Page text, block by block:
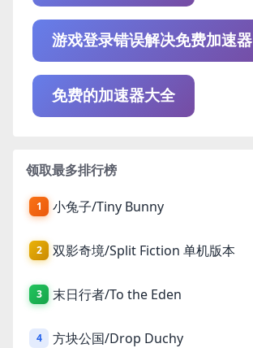
游戏登录错误解决免费加速器
免费的加速器大全
领取最多排行榜
1 小兔子/Tiny Bunny
2 双影奇境/Split Fiction 单机版本
3 末日行者/To the Eden
4 方块公国/Drop Duchy